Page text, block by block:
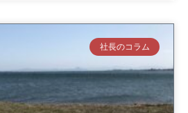
社長のコラム